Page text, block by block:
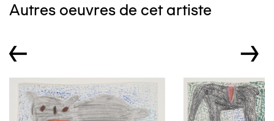
Autres oeuvres de cet artiste
← →